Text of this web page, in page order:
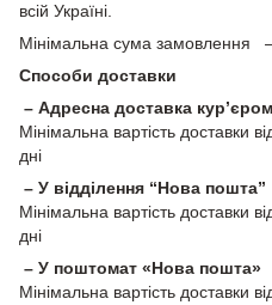
всій Україні.
Мінімальна сума замовлення
Способи доставки
– Адресна доставка
Мінімальна вартість доставки
дні
– У відділення “Нова пошта”
Мінімальна вартість доставки
дні
– У поштомат «Нова пошта»
Мінімальна вартість доставки